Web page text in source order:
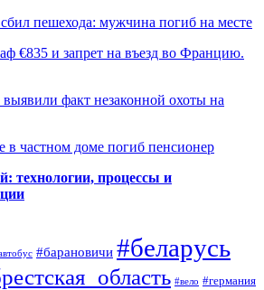
пешехода: мужчина погиб на месте
€835 и запрет на въезд во Францию.
факт незаконной охоты на
в частном доме погиб пенсионер
технологии, процессы и
#барановичи #беларусь
#вело #германия